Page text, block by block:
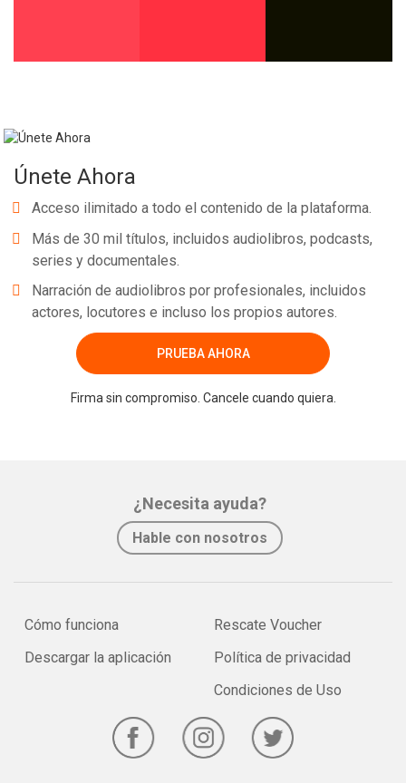
Únete Ahora
Acceso ilimitado a todo el contenido de la plataforma.
Más de 30 mil títulos, incluidos audiolibros, podcasts,
series y documentales.
Narración de audiolibros por profesionales, incluidos
actores, locutores e incluso los propios autores.
PRUEBA AHORA
Firma sin compromiso. Cancele cuando quiera.
¿Necesita ayuda?
Hable con nosotros
Cómo funciona
Descargar la aplicación
Rescate Voucher
Política de privacidad
Condiciones de Uso